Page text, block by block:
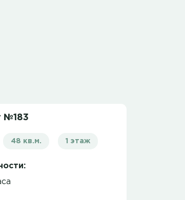
№183
48 кв.м. 1 этаж